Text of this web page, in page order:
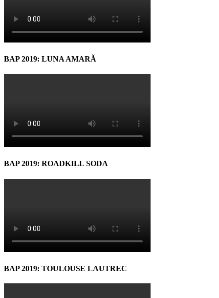
BAP 2019: LUNA AMARĂ
BAP 2019: ROADKILL SODA
BAP 2019: TOULOUSE LAUTREC